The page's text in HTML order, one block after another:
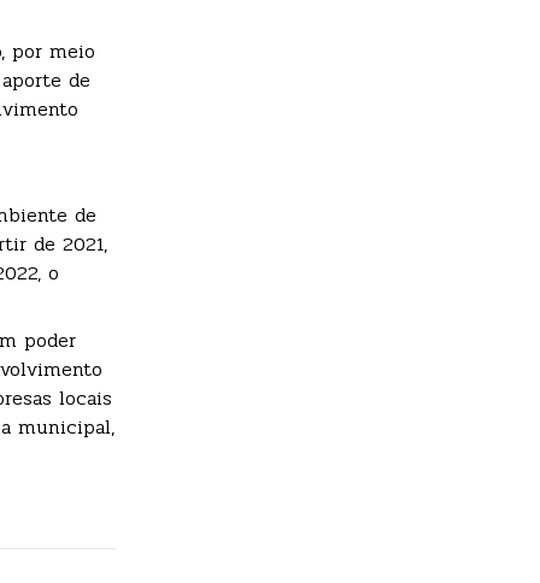
por meio
de
de
de 2021,
o
poder
locais
municipal,